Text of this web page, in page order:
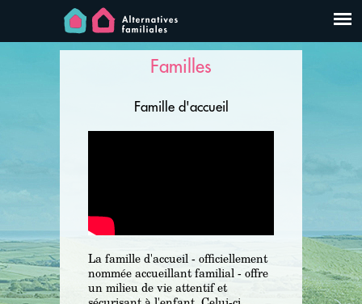
Familles
Famille d'accueil
La famille d'accueil - officiellement
nommée accueillant familial - offre
un milieu de vie attentif et